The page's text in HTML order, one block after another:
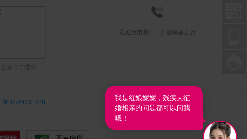
公众号二维码

欢迎致电我们，开启幸福之旅
京B2-20231728
我是红娘妮妮，残疾人征
婚相亲的问题都可以问我
哦！